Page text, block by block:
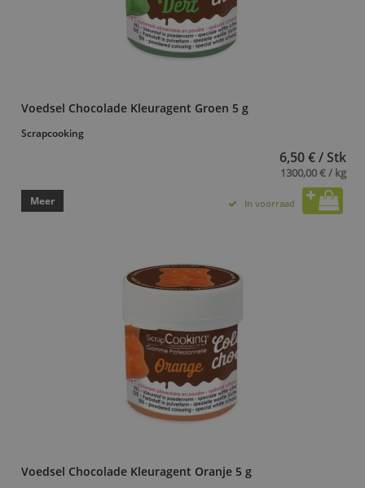
Voedsel Chocolade Kleuragent Groen 5 g
Scrapcooking
6,50 € / Stk
1300,00 € / kg
Meer In voorraad
Voedsel Chocolade Kleuragent Oranje 5 g